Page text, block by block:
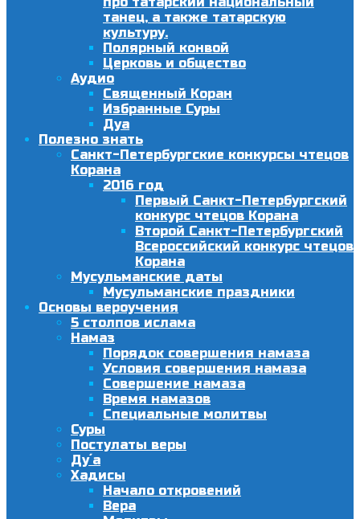
танец, а также татарскую
культуру.
Полярный конвой
Церковь и общество
Аудио
Священный Коран
Избранные Суры
Дуа
Полезно знать
Санкт-Петербургские конкурсы чтецов
Корана
2016 год
Первый Санкт-Петербургский
конкурс чтецов Корана
Второй Санкт-Петербургский
Всероссийский конкурс чтецов
Корана
Мусульманские даты
Мусульманские праздники
Основы вероучения
5 столпов ислама
Намаз
Порядок совершения намаза
Условия совершения намаза
Совершение намаза
Время намазов
Специальные молитвы
Суры
Постулаты веры
Ду´а
Хадисы
Начало откровений
Вера